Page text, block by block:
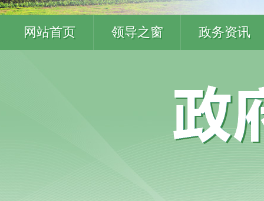
网站首页 领导之窗 政务资讯